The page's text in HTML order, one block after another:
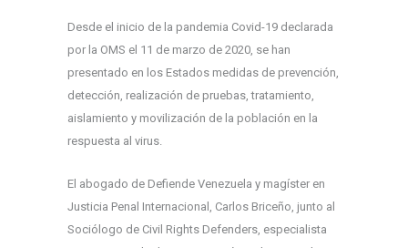
Desde el inicio de la pandemia Covid-19 declarada
por la OMS el 11 de marzo de 2020, se han
presentado en los Estados medidas de prevención,
detección, realización de pruebas, tratamiento,
aislamiento y movilización de la población en la
respuesta al virus.
El abogado de Defiende Venezuela y magíster en
Justicia Penal Internacional, Carlos Briceño, junto al
Sociólogo de Civil Rights Defenders, especialista